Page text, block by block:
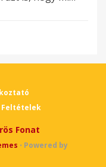
Feltételek
Fonat
⋅ Powered by